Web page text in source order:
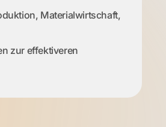
Materialwirtschaft,
zur effektiveren